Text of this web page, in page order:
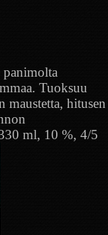
panimolta
Tuoksuu
maustetta, hitusen
ml, 10 %, 4/5